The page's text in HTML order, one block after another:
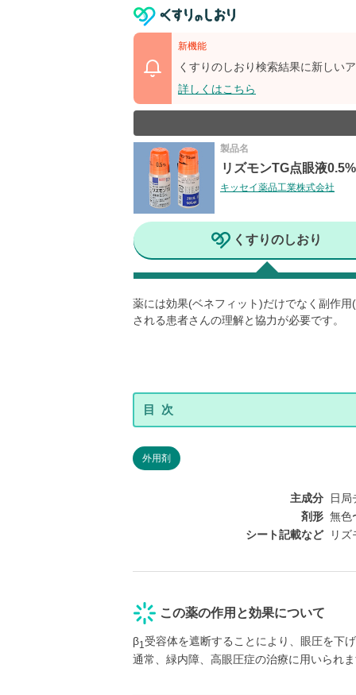
新機能
くすりのしおり検索結果に新しい
詳しくはこちら
製品名
リズモンTG点眼液0.5%
キッセイ薬品工業株式会社
くすりのしおり
薬には効果(ベネフィット)だけでなく副作
される患者さんの理解と協力が必要です。
外用剤
主成分
日局
剤形 無色
シート記載など
リ
この薬の作用と効果について
β1 受容体を遮断することにより、眼圧を下
通常、緑内障、高眼圧症の治療に用いられま